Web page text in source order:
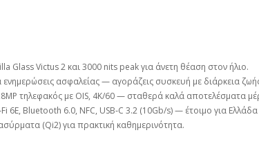
Glass Victus 2 και 3000 nits peak για άνετη θέαση στον ήλιο.
ασφαλείας — αγοράζεις συσκευή με διάρκεια
τηλεφακός με OIS, 4K/60 — σταθερά καλά αποτελέσματα
6E, Bluetooth 6.0, NFC, USB‑C 3.2 (10Gb/s) — έτοιμο για
(Qi2) για πρακτική καθημερινότητα.